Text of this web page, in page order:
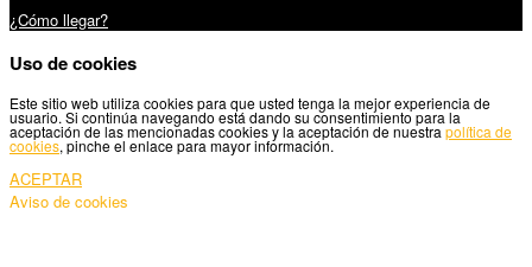
¿Cómo llegar?
Uso de cookies
Este sitio web utiliza cookies para que usted tenga la mejor experiencia de
usuario. Si continúa navegando está dando su consentimiento para la
aceptación de las mencionadas cookies y la aceptación de nuestra política de
cookies, pinche el enlace para mayor información.
ACEPTAR
Aviso de cookies